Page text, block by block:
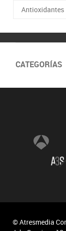
Antioxidantes
CATEGORÍAS
© Atresmedia